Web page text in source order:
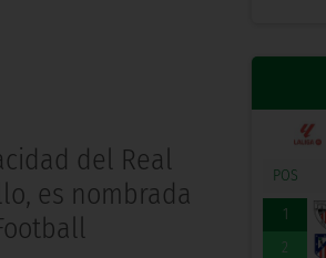
POS
1
2
del Real
es nombrada